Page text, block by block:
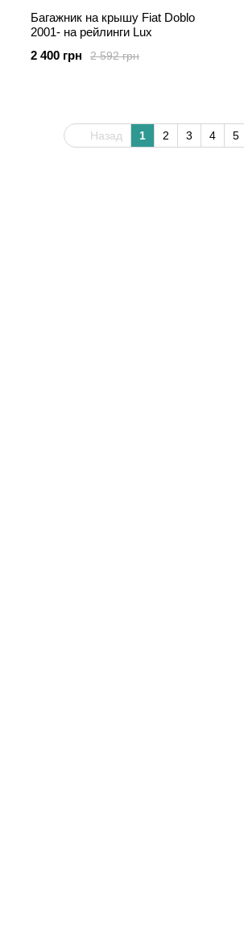
Багажник на крышу Fiat Doblo
2001- на рейлинги Lux
2 592 грн
2 400 грн
Назад 1 2 3 4 5